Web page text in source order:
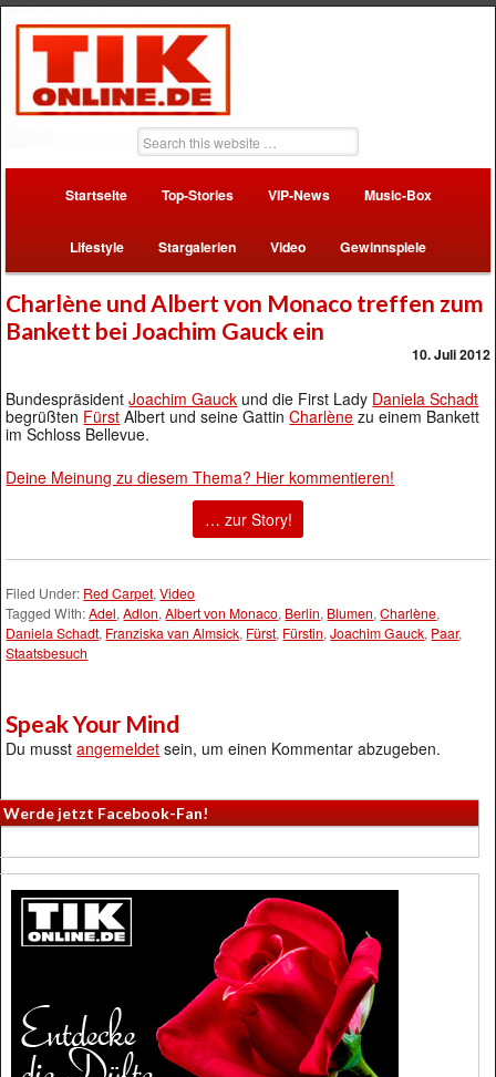
Startseite Top-Stories VIP-News Music-Box
Lifestyle Stargalerien Video Gewinnspiele
Charlène und Albert von Monaco treffen zum
Bankett bei Joachim Gauck ein
10. Juli 2012
BundespräsidentJoachim Gauck und die First Lady Daniela Schadt
begrüßten Fürst Albert und seine GattinCharlène zu einem Bankett
im Schloss Bellevue.
Deine Meinung zu diesem Thema? Hier kommentieren!
… zur Story!
Filed Under: Red Carpet,Video
Tagged With:Adel,Adlon,Albert von Monaco, Berlin, Blumen,Charlène,
Daniela Schadt, Franziska van Almsick, Fürst, Fürstin,Joachim Gauck, Paar,
Staatsbesuch
Speak Your Mind
Du musstangemeldet sein, um einen Kommentar abzugeben.
Werde jetzt Facebook-Fan!